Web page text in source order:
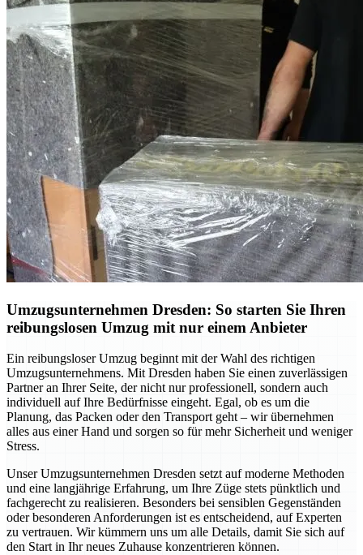
Umzugsunternehmen Dresden: So starten Sie Ihren
reibungslosen Umzug mit nur einem Anbieter
Ein reibungsloser Umzug beginnt mit der Wahl des richtigen
Umzugsunternehmens. Mit Dresden haben Sie einen zuverlässigen
Partner an Ihrer Seite, der nicht nur professionell, sondern auch
individuell auf Ihre Bedürfnisse eingeht. Egal, ob es um die
Planung, das Packen oder den Transport geht – wir übernehmen
alles aus einer Hand und sorgen so für mehr Sicherheit und weniger
Stress.
Unser Umzugsunternehmen Dresden setzt auf moderne Methoden
und eine langjährige Erfahrung, um Ihre Züge stets pünktlich und
fachgerecht zu realisieren. Besonders bei sensiblen Gegenständen
oder besonderen Anforderungen ist es entscheidend, auf Experten
zu vertrauen. Wir kümmern uns um alle Details, damit Sie sich auf
den Start in Ihr neues Zuhause konzentrieren können.